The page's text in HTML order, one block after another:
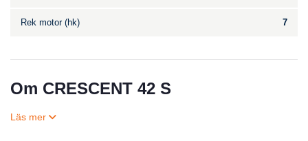
Rek motor (hk) 7
Om CRESCENT 42 S